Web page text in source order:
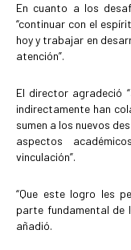
En cuanto a los
“continuar con el
hoy y trabajar en
atención”.
El director agradeció
indirectamente han
sumen a los nuevos
aspectos
vinculación”.
“Que este logro les
parte fundamental de
añadió.